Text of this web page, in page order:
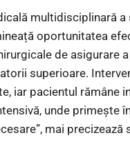
multidisciplinară
oportunitatea
de asigurare
superioare.
iar pacientul rămâne
unde primește
mai precizează